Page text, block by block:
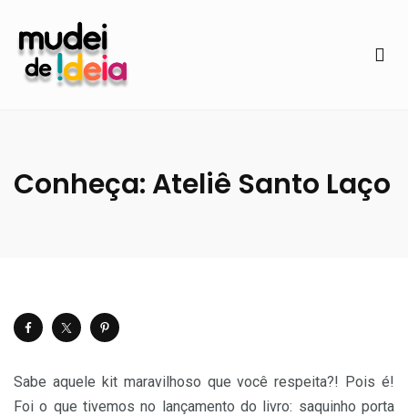
Conheça: Ateliê Santo Laço
Sabe aquele kit maravilhoso que você respeita?! Pois é!
Foi o que tivemos no lançamento do livro: saquinho porta